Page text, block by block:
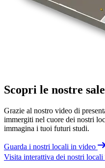
Scopri le nostre
Grazie al nostro video di
immergiti nel cuore dei nostri
immagina i tuoi futuri studi.
Guarda i nostri locali in video
Visita interattiva dei nostri locali